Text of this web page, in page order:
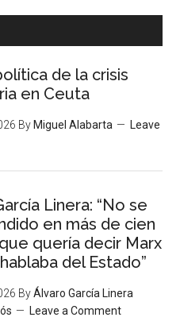
de la crisis
en Ceuta
By Miguel Alabarta
Leave
Linera: “No se
en más de cien
quería decir Marx
del Estado”
ByÁlvaro García Linera
Leave a Comment